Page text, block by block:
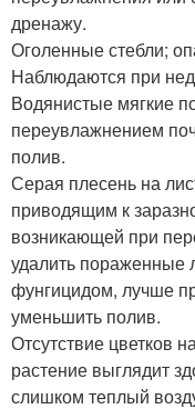
дренажу.
Оголенные стебли;
Наблюдаются при
Водянистые мягкие
переувлажнением
полив.
Серая плесень на
приводящим к
возникающей при
удалить пораженные
фунгицидом, лучше
уменьшить полив.
Отсутствие цветков
растение выглядит
слишком теплый